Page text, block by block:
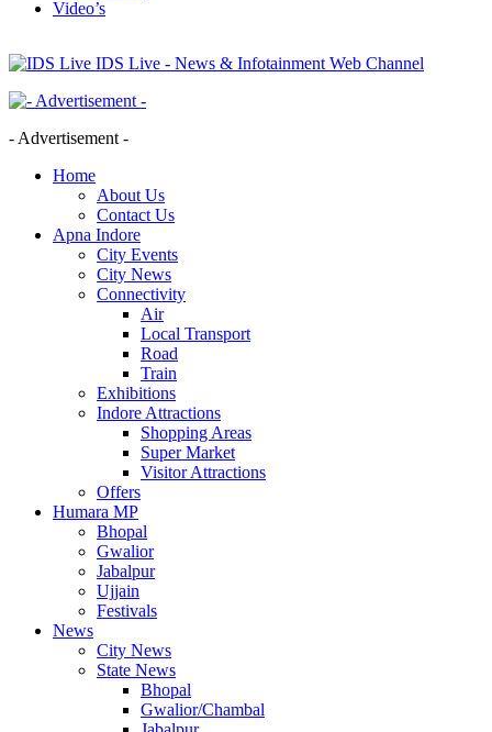
Video’s
IDS Live - News & Infotainment Web Channel
- Advertisement -
Home
About Us
Contact Us
Apna Indore
City Events
City News
Connectivity
Air
Local Transport
Road
Train
Exhibitions
Indore Attractions
Shopping Areas
Super Market
Visitor Attractions
Offers
Humara MP
Bhopal
Gwalior
Jabalpur
Ujjain
Festivals
News
City News
State News
Bhopal
Gwalior/Chambal